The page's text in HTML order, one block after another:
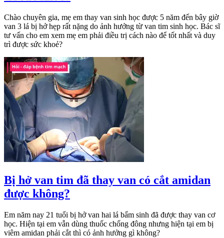
Chào chuyên gia, mẹ em thay van sinh học được 5 năm đến bây giờ
van 3 lá bị hở hẹp rất nặng do ảnh hưởng từ van tim sinh học. Bác sĩ
tư vấn cho em xem mẹ em phải điều trị cách nào để tốt nhất và duy
trì được sức khoẻ?
Bị hở van tim đã thay van có cắt amidan
được không?
Em năm nay 21 tuổi bị hở van hai lá bẩm sinh đã được thay van cơ
học. Hiện tại em vẫn dùng thuốc chống đông nhưng hiện tại em bị
viêm amidan phải cắt thì có ảnh hưởng gì không?